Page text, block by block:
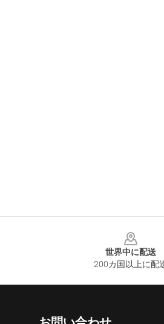
世界中に配送
200カ国以上に配